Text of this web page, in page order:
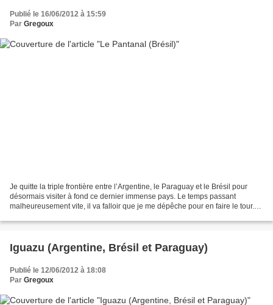
Publié le 16/06/2012 à 15:59
Par Gregoux
Je quitte la triple frontière entre l’Argentine, le Paraguay et le Brésil pour
désormais visiter à fond ce dernier immense pays. Le temps passant
malheureusement vite, il va falloir que je me dépêche pour en faire le tour.
Iguazu (Argentine, Brésil et Paraguay)
Publié le 12/06/2012 à 18:08
Par Gregoux